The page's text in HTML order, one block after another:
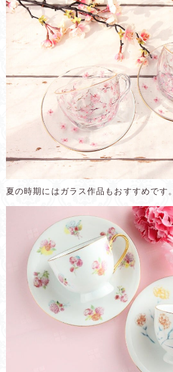
夏の時期にはガラス作品もおすすめです。